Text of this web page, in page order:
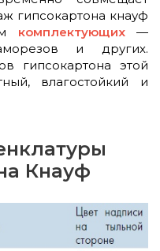
гипсокартона кнауф
комплектующих—
и других.
гипсокартона этой
влагостойкий и
Кнауф